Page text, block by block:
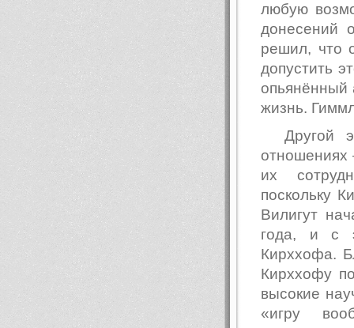
любую
донесений
решил, что
допустить
опьянённый
жизнь.
Другой
отношениях
их
поскольку
Вилигут
года, и с
Кирххофа.
Кирххофу
высокие
«игру